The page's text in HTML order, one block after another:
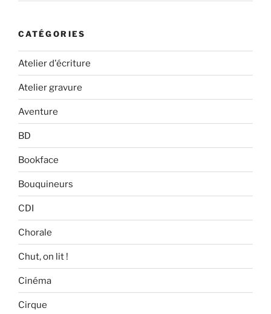
CATÉGORIES
Atelier d'écriture
Atelier gravure
Aventure
BD
Bookface
Bouquineurs
CDI
Chorale
Chut, on lit !
Cinéma
Cirque